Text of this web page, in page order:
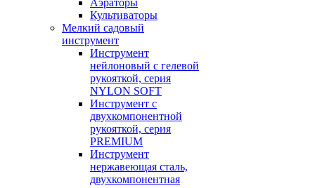
Аэраторы
Культиваторы
Мелкий садовый
инструмент
Инструмент
нейлоновый с гелевой
рукояткой, серия
NYLON SOFT
Инструмент с
двухкомпонентной
рукояткой, серия
PREMIUM
Инструмент
нержавеющая сталь,
двухкомпонентная